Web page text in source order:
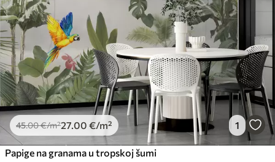
45.00€/m²27 .00 €/m² 1
Papige na granama u tropskoj šumi